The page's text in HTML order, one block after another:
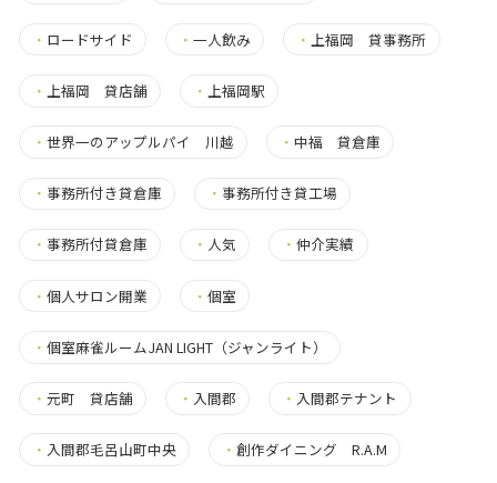
・ ロードサイド ・一人飲み ・ 上福岡 貸事務所
・ 上福岡 貸店舗 ・上福岡駅
・ 世界一のアップルパイ 川越 ・中福 貸倉庫
・ 事務所付き貸倉庫 ・ 事務所付き貸工場
・ 事務所付貸倉庫 ・ 人気 ・仲介実績
・ 個人サロン開業 ・個室
・ 個室麻雀ルームJAN LIGHT（ジャンライト）
・ 元町 貸店舗 ・ 入間郡 ・ 入間郡テナント
・ 入間郡毛呂山町中央 ・創作ダイニング R.A.M